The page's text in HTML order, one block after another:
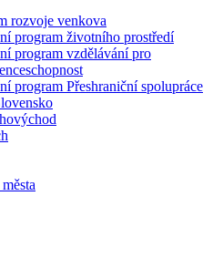
rozvoje venkova
program životního prostředí
program vzdělávání pro
program Přeshraniční spolupráce